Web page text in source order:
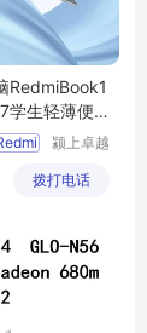
RedmiBook1
学生轻薄便
颍上卓越
有限公司
拨打电话